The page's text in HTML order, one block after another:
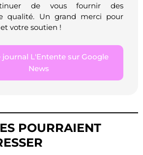
de vous fournir des
qualité. Un grand merci pour
votre soutien !
journal L'Entente sur Google
News
POURRAIENT